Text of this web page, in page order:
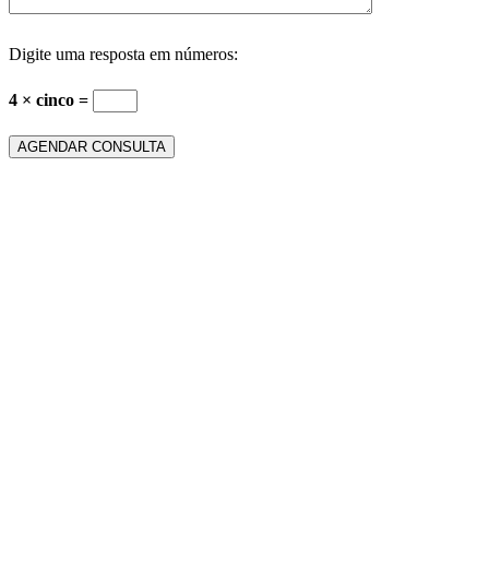
Digite uma resposta em números:
4 × cinco =